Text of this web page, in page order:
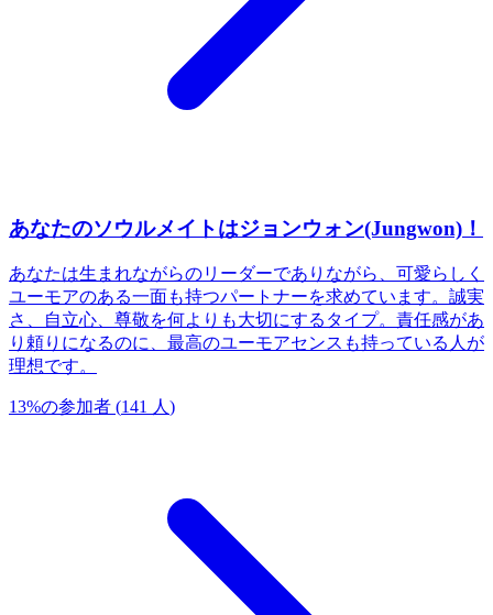
あなたのソウルメイトはジョンウォン(Jungwon)！
あなたは生まれながらのリーダーでありながら、可愛らしく
ユーモアのある一面も持つパートナーを求めています。誠実
さ、自立心、尊敬を何よりも大切にするタイプ。責任感があ
り頼りになるのに、最高のユーモアセンスも持っている人が
理想です。
13%の参加者 (141 人)